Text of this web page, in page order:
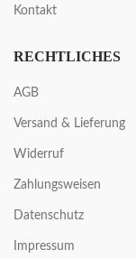
Kontakt
RECHTLICHES
AGB
Versand & Lieferung
Widerruf
Zahlungsweisen
Datenschutz
Impressum